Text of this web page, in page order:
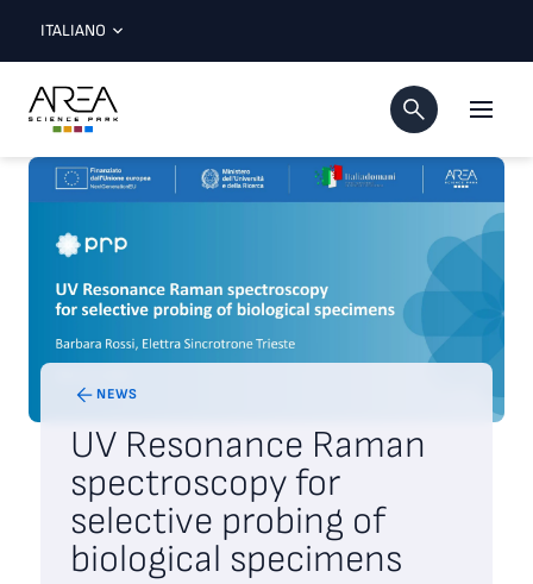
ITALIANO
NEWS
UV Resonance Raman
spectroscopy for
selective probing of
biological specimens